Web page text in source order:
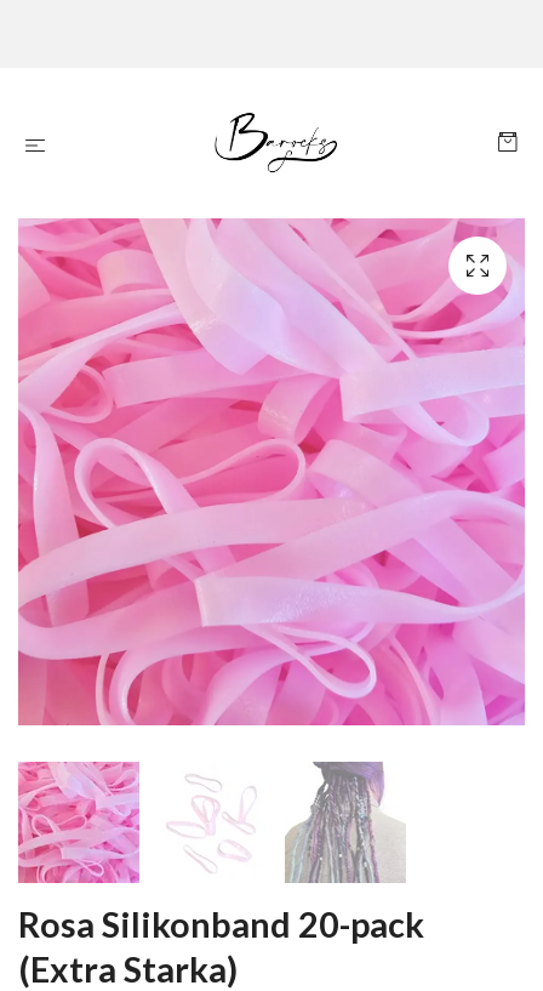
Rosa Silikonband 20-pack
(Extra Starka)